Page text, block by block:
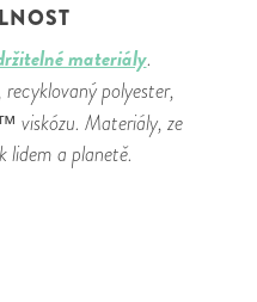
materiály.
recyklovaný polyester,
Materiály, ze
lidem a planetě.